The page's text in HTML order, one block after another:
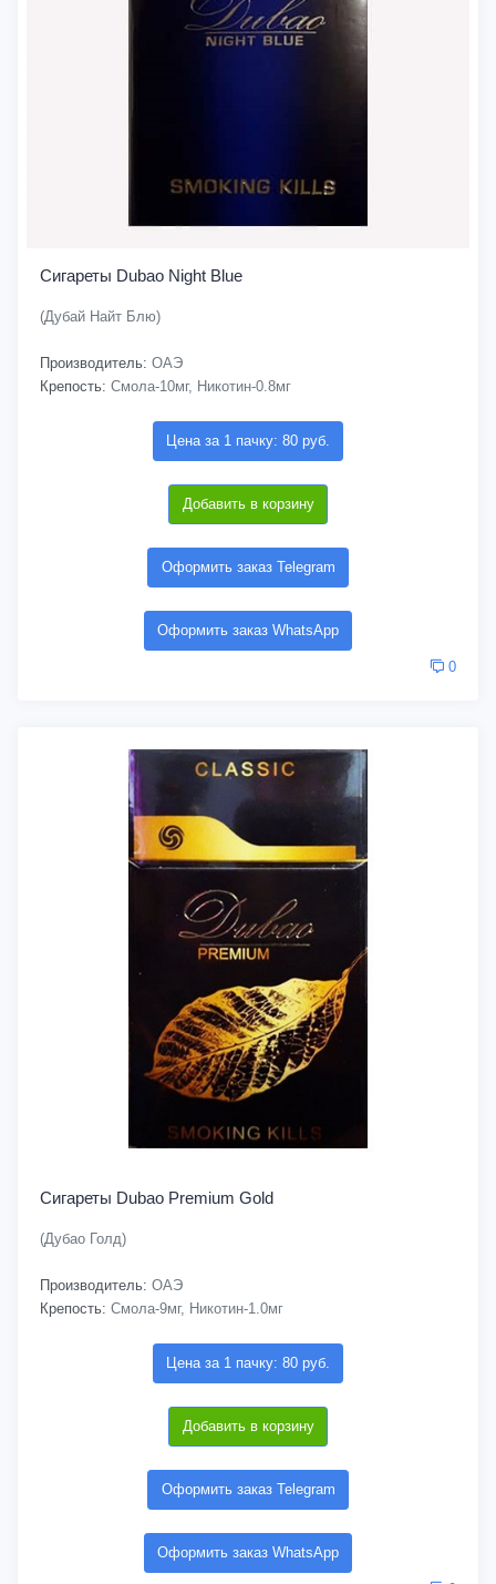
Сигареты Dubao Night Blue
(Дубай Найт Блю)
Производитель: ОАЭ
Крепость: Смола-10мг, Никотин-0.8мг
Цена за 1 пачку: 80 руб.
Добавить в корзину
Оформить заказ Telegram
Оформить заказ WhatsApp
0
Сигареты Dubao Premium Gold
(Дубао Голд)
Производитель: ОАЭ
Крепость: Смола-9мг, Никотин-1.0мг
Цена за 1 пачку: 80 руб.
Добавить в корзину
Оформить заказ Telegram
Оформить заказ WhatsApp